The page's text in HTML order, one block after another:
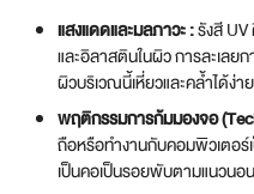
แสงแดดและมลภาวะ :รังสี
และอิลาสตินในผิว การละเล
ผิวบริเวณนี้เหี่ยวและคล้ำได้ง่าย
พฤติกรรมการก้มมองจอ
ถือหรือทำงานกับคอมพิวเตอร์
เป็นคอเป็นรอยพับตามแนวนอ